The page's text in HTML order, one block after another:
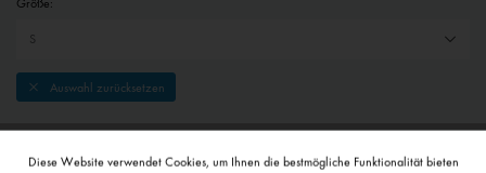
Auswahl zurücksetzen
Diese Website verwendet Cookies, um Ihnen die bestmögliche Funktionalität bieten